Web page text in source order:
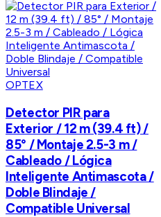
OPTEX
Detector PIR para
Exterior / 12 m (39.4 ft) /
85° / Montaje 2.5-3 m /
Cableado / Lógica
Inteligente Antimascota /
Doble Blindaje /
Compatible Universal